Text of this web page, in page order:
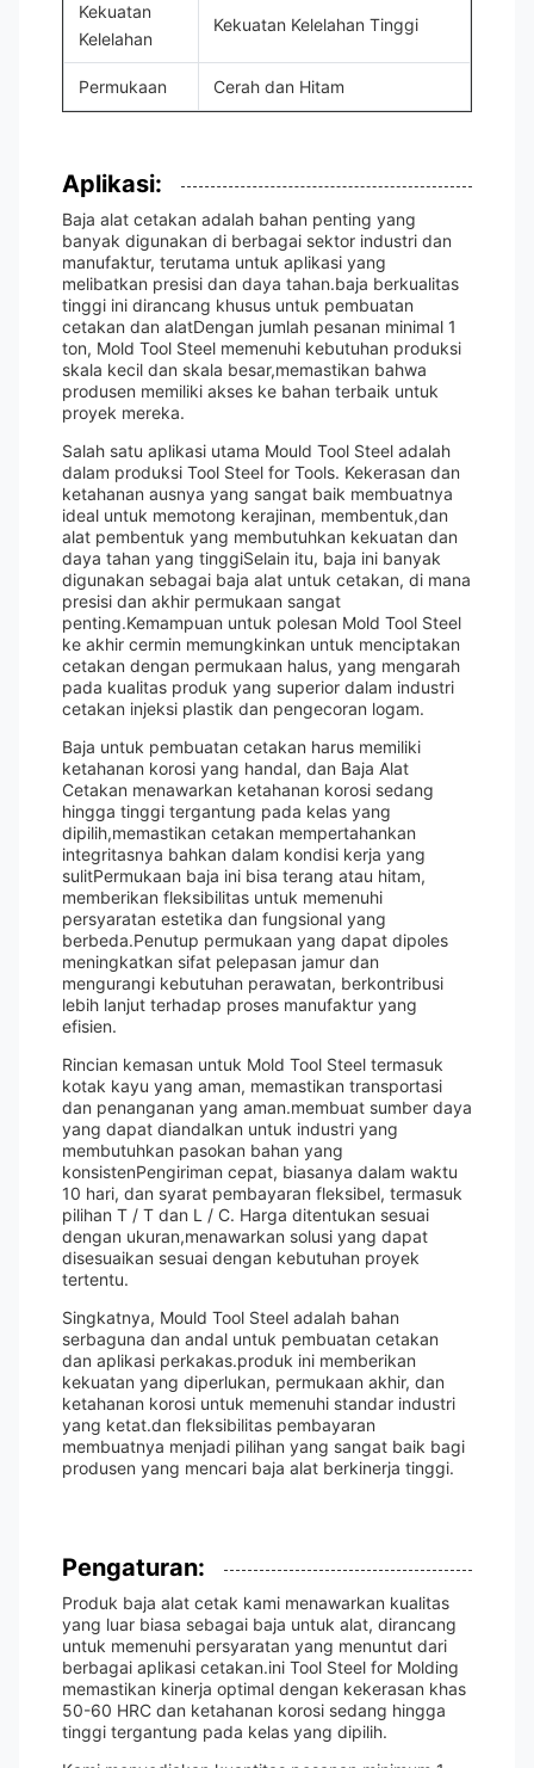
Kekuatan
Kelelahan
Kekuatan Kelelahan Tinggi
Permukaan Cerah dan Hitam
Aplikasi:
Baja alat cetakan adalah bahan penting yang
banyak digunakan di berbagai sektor industri dan
manufaktur, terutama untuk aplikasi yang
melibatkan presisi dan daya tahan.baja berkualitas
tinggi ini dirancang khusus untuk pembuatan
cetakan dan alatDengan jumlah pesanan minimal 1
ton, Mold Tool Steel memenuhi kebutuhan produksi
skala kecil dan skala besar,memastikan bahwa
produsen memiliki akses ke bahan terbaik untuk
proyek mereka.
Salah satu aplikasi utama Mould Tool Steel adalah
dalam produksi Tool Steel for Tools. Kekerasan dan
ketahanan ausnya yang sangat baik membuatnya
ideal untuk memotong kerajinan, membentuk,dan
alat pembentuk yang membutuhkan kekuatan dan
daya tahan yang tinggiSelain itu, baja ini banyak
digunakan sebagai baja alat untuk cetakan, di mana
presisi dan akhir permukaan sangat
penting.Kemampuan untuk polesan Mold Tool Steel
ke akhir cermin memungkinkan untuk menciptakan
cetakan dengan permukaan halus, yang mengarah
pada kualitas produk yang superior dalam industri
cetakan injeksi plastik dan pengecoran logam.
Baja untuk pembuatan cetakan harus memiliki
ketahanan korosi yang handal, dan Baja Alat
Cetakan menawarkan ketahanan korosi sedang
hingga tinggi tergantung pada kelas yang
dipilih,memastikan cetakan mempertahankan
integritasnya bahkan dalam kondisi kerja yang
sulitPermukaan baja ini bisa terang atau hitam,
memberikan fleksibilitas untuk memenuhi
persyaratan estetika dan fungsional yang
berbeda.Penutup permukaan yang dapat dipoles
meningkatkan sifat pelepasan jamur dan
mengurangi kebutuhan perawatan, berkontribusi
lebih lanjut terhadap proses manufaktur yang
efisien.
Rincian kemasan untuk Mold Tool Steel termasuk
kotak kayu yang aman, memastikan transportasi
dan penanganan yang aman.membuat sumber daya
yang dapat diandalkan untuk industri yang
membutuhkan pasokan bahan yang
konsistenPengiriman cepat, biasanya dalam waktu
10 hari, dan syarat pembayaran fleksibel, termasuk
pilihan T / T dan L / C. Harga ditentukan sesuai
dengan ukuran,menawarkan solusi yang dapat
disesuaikan sesuai dengan kebutuhan proyek
tertentu.
Singkatnya, Mould Tool Steel adalah bahan
serbaguna dan andal untuk pembuatan cetakan
dan aplikasi perkakas.produk ini memberikan
kekuatan yang diperlukan, permukaan akhir, dan
ketahanan korosi untuk memenuhi standar industri
yang ketat.dan fleksibilitas pembayaran
membuatnya menjadi pilihan yang sangat baik bagi
produsen yang mencari baja alat berkinerja tinggi.
Pengaturan:
Produk baja alat cetak kami menawarkan kualitas
yang luar biasa sebagai baja untuk alat, dirancang
untuk memenuhi persyaratan yang menuntut dari
berbagai aplikasi cetakan.ini Tool Steel for Molding
memastikan kinerja optimal dengan kekerasan khas
50-60 HRC dan ketahanan korosi sedang hingga
tinggi tergantung pada kelas yang dipilih.